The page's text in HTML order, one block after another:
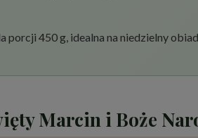
450 g, idealna na niedzielny
Marcin i Boże